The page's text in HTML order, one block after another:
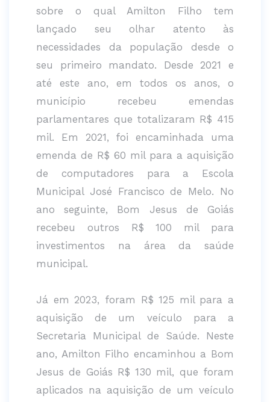
sobre o qual Amilton Filho tem
lançado seu olhar atento às
necessidades da população desde o
seu primeiro mandato. Desde 2021 e
até este ano, em todos os anos, o
município recebeu emendas
parlamentares que totalizaram R$ 415
mil. Em 2021, foi encaminhada uma
emenda de R$ 60 mil para a aquisição
de computadores para a Escola
Municipal José Francisco de Melo. No
ano seguinte, Bom Jesus de Goiás
recebeu outros R$ 100 mil para
investimentos na área da saúde
municipal.
Já em 2023, foram R$ 125 mil para a
aquisição de um veículo para a
Secretaria Municipal de Saúde. Neste
ano, Amilton Filho encaminhou a Bom
Jesus de Goiás R$ 130 mil, que foram
aplicados na aquisição de um veículo